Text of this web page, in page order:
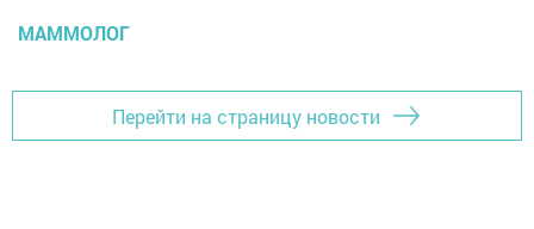
МАММОЛОГ
Перейти на страницу новости